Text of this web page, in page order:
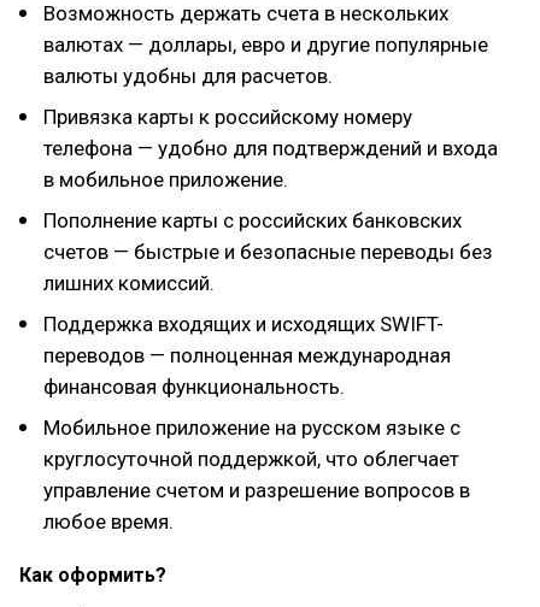
Возможность держать счета в нескольких
валютах — доллары, евро и другие популярные
валюты удобны для расчетов.
Привязка карты к российскому номеру
телефона — удобно для подтверждений и входа
в мобильное приложение.
Пополнение карты с российских банковских
счетов — быстрые и безопасные переводы без
лишних комиссий.
Поддержка входящих и исходящих SWIFT-
переводов — полноценная международная
финансовая функциональность.
Мобильное приложение на русском языке с
круглосуточной поддержкой, что облегчает
управление счетом и разрешение вопросов в
любое время.
Как оформить?